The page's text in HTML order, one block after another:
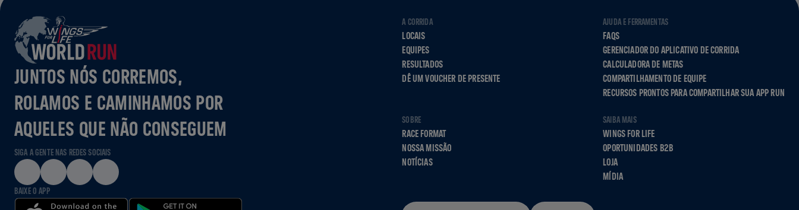
JUNTOS NÓS CORREMOS,
ROLAMOS E CAMINHAMOS POR
AQUELES QUE NÃO CONSEGUEM
SIGA A GENTE NAS REDES SOCIAIS
BAIXE O APP
A CORRIDA
LOCAIS
EQUIPES
RESULTADOS
DÊ UM VOUCHER DE PRESENTE
AJUDA E FERRAMENTAS
FAQS
GERENCIADOR DO APLICATIVO DE CORRIDA
CALCULADORA DE METAS
COMPARTILHAMENTO DE EQUIPE
RECURSOS PRONTOS PARA COMPARTILHAR SUA APP RUN
SOBRE
RACE FORMAT
NOSSA MISSÃO
NOTÍCIAS
SAIBA MAIS
WINGS FOR LIFE
OPORTUNIDADES B2B
LOJA
MÍDIA